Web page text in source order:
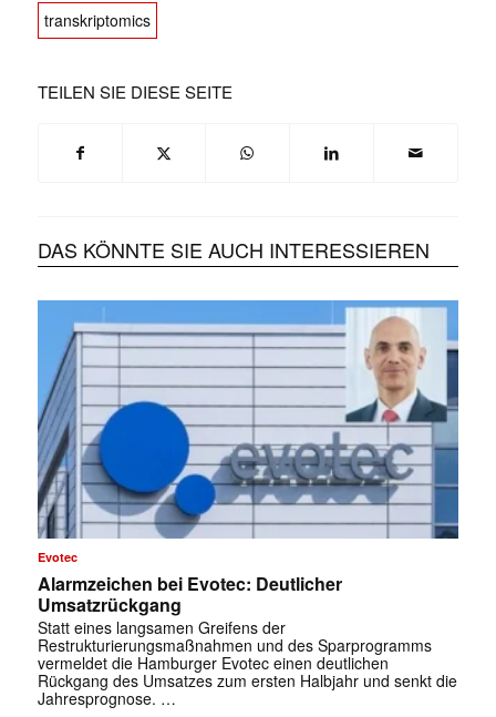
✕
transkriptomics
TEILEN SIE DIESE SEITE
DAS KÖNNTE SIE AUCH INTERESSIEREN
Evotec
Alarmzeichen bei Evotec: Deutlicher
Umsatzrückgang
Statt eines langsamen Greifens der
Restrukturierungsmaßnahmen und des Sparprogramms
vermeldet die Hamburger Evotec einen deutlichen
Rückgang des Umsatzes zum ersten Halbjahr und senkt die
Jahresprognose. …